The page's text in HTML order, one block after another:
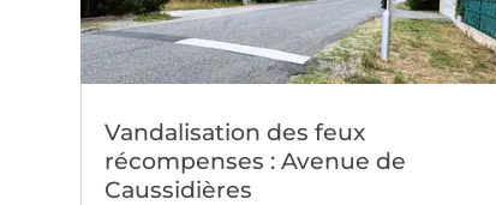
Vandalisation des feux
récompenses : Avenue de
Caussidières